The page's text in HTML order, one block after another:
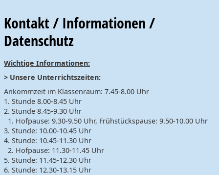
Kontakt / Informationen /
Datenschutz
Wichtige Informationen:
> Unsere Unterrichtszeiten:
Ankommzeit im Klassenraum: 7.45-8.00 Uhr
1. Stunde 8.00-8.45 Uhr
2. Stunde 8.45-9.30 Uhr
1. Hofpause: 9.30-9.50 Uhr, Frühstückspause: 9.50-10.00 Uhr
3. Stunde: 10.00-10.45 Uhr
4. Stunde: 10.45-11.30 Uhr
2. Hofpause: 11.30-11.45 Uhr
5. Stunde: 11.45-12.30 Uhr
6. Stunde: 12.30-13.15 Uhr